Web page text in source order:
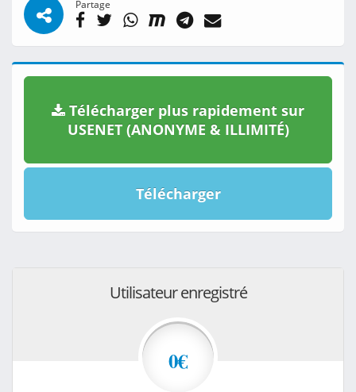
Partage
Télécharger plus rapidement sur
USENET (ANONYME & ILLIMITÉ)
Télécharger
Utilisateur enregistré
0€